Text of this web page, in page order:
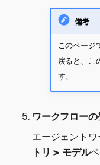
備考
このページ
戻ると、こ
す。
ワークフローの
エージェントワ
トリ > モデル